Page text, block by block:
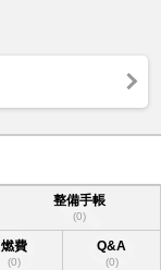
整備手帳
(0)
燃費
(0)
Q&A
(0)